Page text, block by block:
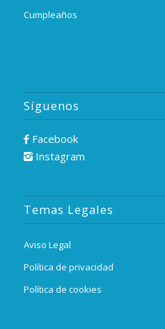
Cumpleaños
Síguenos
Facebook
Instagram
Temas Legales
Aviso Legal
Política de privacidad
Política de cookies